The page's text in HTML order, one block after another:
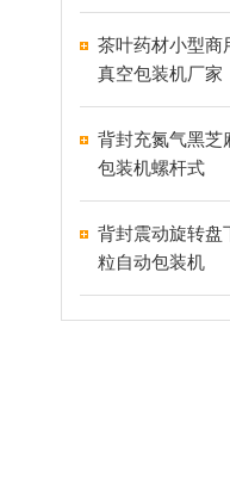
茶叶药材小型商
真空包装机厂家
背封充氮气黑芝
包装机螺杆式
背封震动旋转盘
粒自动包装机